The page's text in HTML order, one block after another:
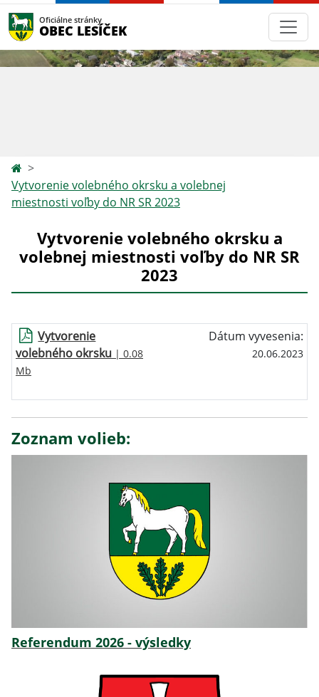
Oficiálne stránky
OBEC LESÍČEK
Vytvorenie volebného okrsku a volebnej
miestnosti voľby do NR SR 2023
Vytvorenie volebného okrsku a
volebnej miestnosti voľby do NR SR
2023
Vytvorenie
volebného okrsku | 0.08
Mb
Dátum vyvesenia:
20.06.2023
Zoznam volieb:
Referendum 2026 - výsledky